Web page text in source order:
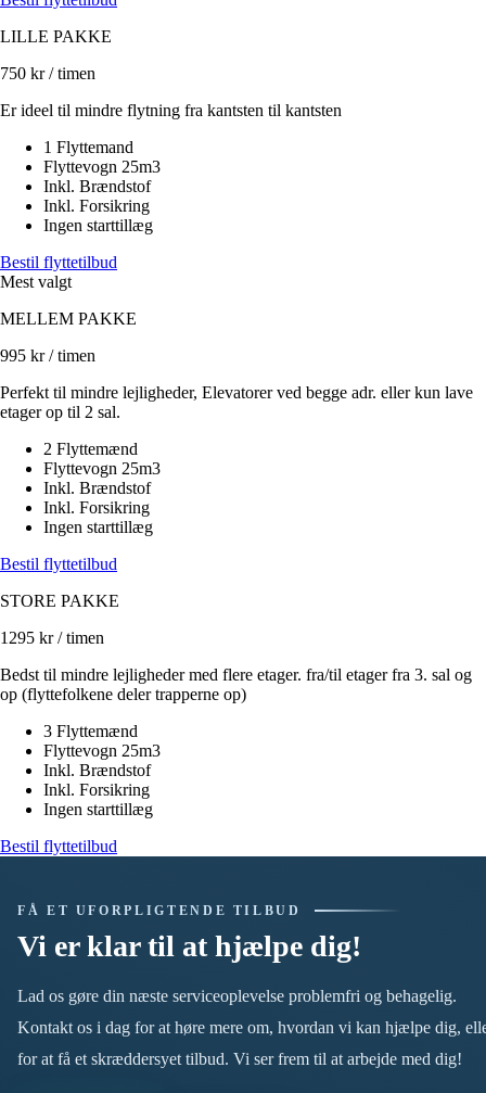
LILLE PAKKE
750 kr / timen
Er ideel til mindre flytning fra kantsten til kantsten
1 Flyttemand
Flyttevogn 25m3
Inkl. Brændstof
Inkl. Forsikring
Ingen starttillæg
Bestil flyttetilbud
Mest valgt
MELLEM PAKKE
995 kr / timen
Perfekt til mindre lejligheder, Elevatorer ved begge adr. eller kun lave
etager op til 2 sal.
2 Flyttemænd
Flyttevogn 25m3
Inkl. Brændstof
Inkl. Forsikring
Ingen starttillæg
Bestil flyttetilbud
STORE PAKKE
1295 kr / timen
Bedst til mindre lejligheder med flere etager. fra/til etager fra 3. sal og
op (flyttefolkene deler trapperne op)
3 Flyttemænd
Flyttevogn 25m3
Inkl. Brændstof
Inkl. Forsikring
Ingen starttillæg
Bestil flyttetilbud
FÅ ET UFORPLIGTENDE TILBUD
Vi er klar til at hjælpe dig!
Lad os gøre din næste serviceoplevelse problemfri og behagelig.
Kontakt os i dag for at høre mere om, hvordan vi kan hjælpe dig,
for at få et skræddersyet tilbud. Vi ser frem til at arbejde med dig!